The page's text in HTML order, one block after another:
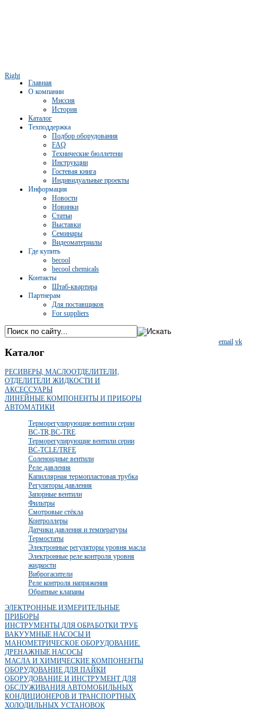
Right
Главная
О компании
Миссия
История
Каталог
Техподдержка
Подбор оборудования
FAQ
Технические бюллетени
Инструкции
Гостевая книга
Индивидуальные проекты
Информация
Новости
Новинки
Статьи
Выставки
Семинары
Видеоматериалы
Где купить
becool
becool chemicals
Контакты
Штаб-квартира
Партнерам
Для поставщиков
For suppliers
email vk
Каталог
РЕСИВЕРЫ, МАСЛООТДЕЛИТЕЛИ,
ОТДЕЛИТЕЛИ ЖИДКОСТИ И
АКСЕССУАРЫ
ЛИНЕЙНЫЕ КОМПОНЕНТЫ И ПРИБОРЫ
АВТОМАТИКИ
Терморегулирующие вентили серии
BC-TR,BC-TRE
Терморегулирующие вентили серии
BC-TCLE/TRFE
Соленоидные вентили
Реле давления
Капиллярная термопластовая трубка
Регуляторы давления
Запорные вентили
Фильтры
Смотровые стёкла
Контроллеры
Датчики давления и температуры
Термостаты
Электронные регуляторы уровня масла
Электронные реле контроля уровня
жидкости
Виброгасители
Реле контроля напряжения
Обратные клапаны
ЭЛЕКТРОННЫЕ ИЗМЕРИТЕЛЬНЫЕ
ПРИБОРЫ
ИНСТРУМЕНТЫ ДЛЯ ОБРАБОТКИ ТРУБ
ВАКУУМНЫЕ НАСОСЫ И
МАНОМЕТРИЧЕСКОЕ ОБОРУДОВАНИЕ.
ДРЕНАЖНЫЕ НАСОСЫ
МАСЛА И ХИМИЧЕСКИЕ КОМПОНЕНТЫ
ОБОРУДОВАНИЕ ДЛЯ ПАЙКИ
ОБОРУДОВАНИЕ И ИНСТРУМЕНТ ДЛЯ
ОБСЛУЖИВАНИЯ АВТОМОБИЛЬНЫХ
КОНДИЦИОНЕРОВ И ТРАНСПОРТНЫХ
ХОЛОДИЛЬНЫХ УСТАНОВОК